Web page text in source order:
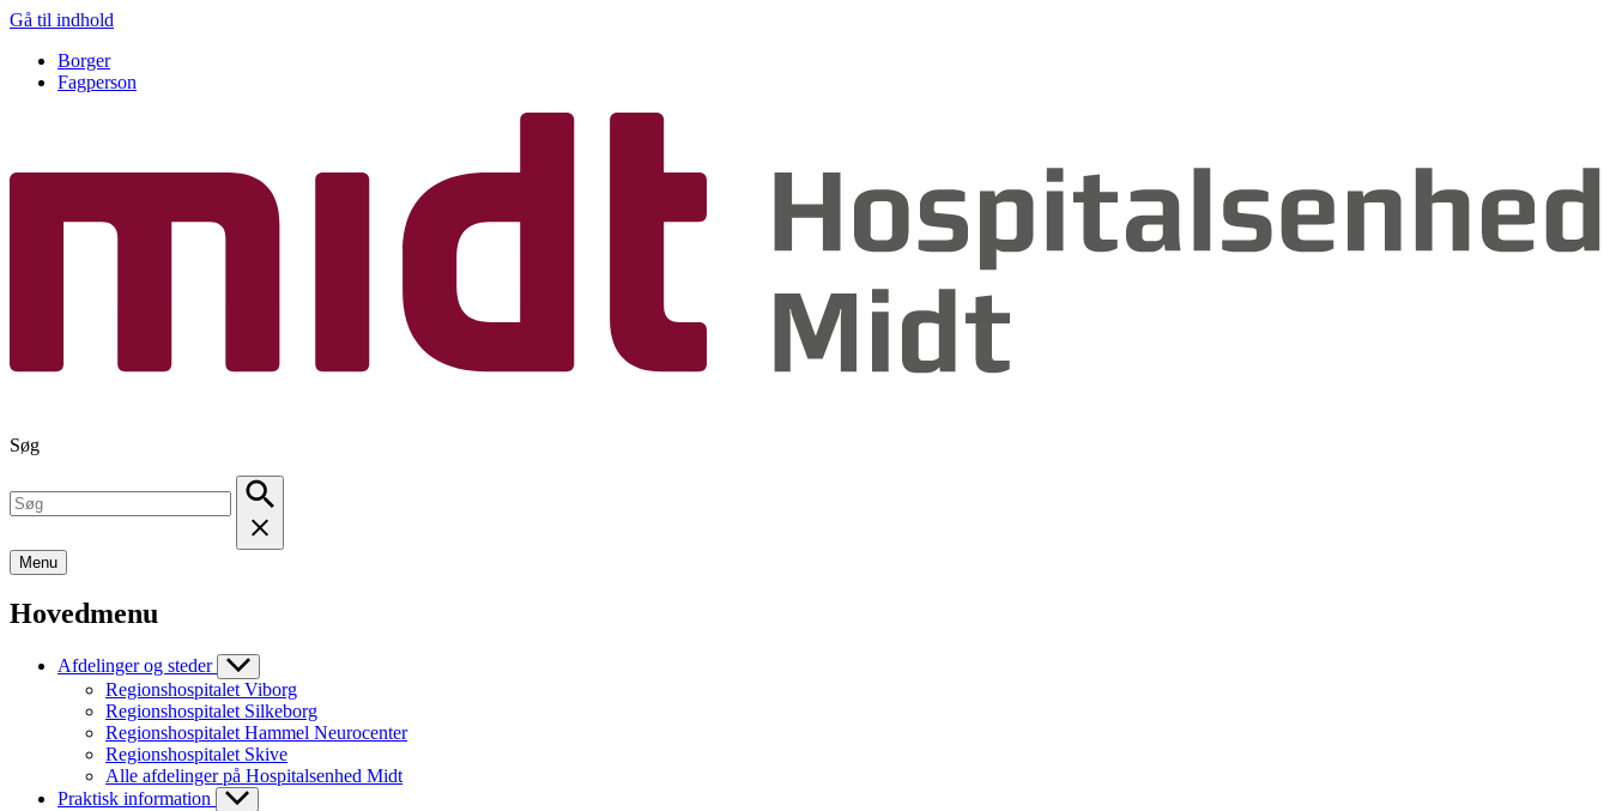
Gå til indhold
Borger
Fagperson
Søg
Menu
Hovedmenu
Afdelinger og steder
Regionshospitalet Viborg
Regionshospitalet Silkeborg
Regionshospitalet Hammel Neurocenter
Regionshospitalet Skive
Alle afdelinger på Hospitalsenhed Midt
Praktisk information